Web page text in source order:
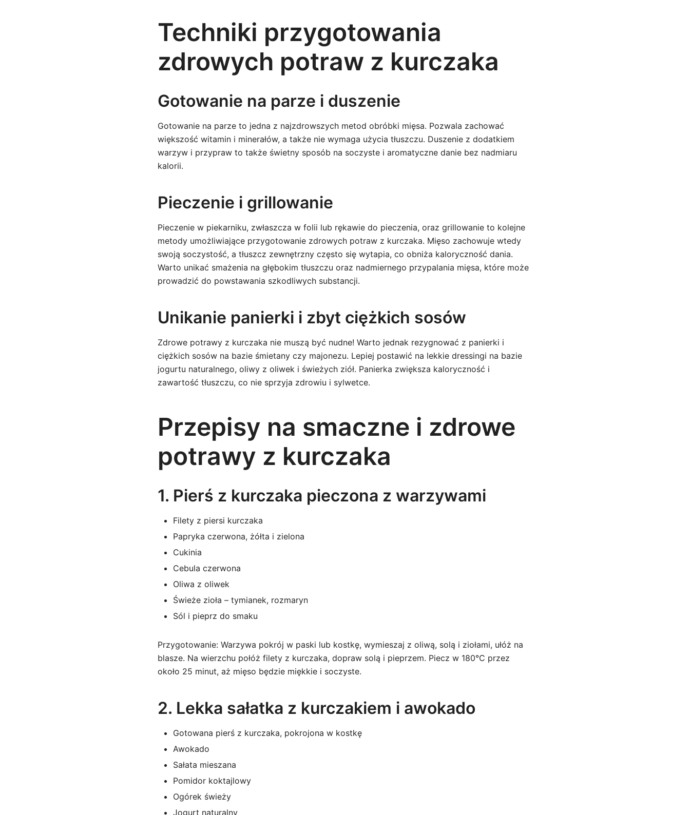
Techniki przygotowania
zdrowych potraw z kurczaka
Gotowanie na parze i duszenie
Gotowanie na parze to jedna z najzdrowszych metod obróbki mięsa. Pozwala zachować
większość witamin i minerałów, a także nie wymaga użycia tłuszczu. Duszenie z dodatkiem
warzyw i przypraw to także świetny sposób na soczyste i aromatyczne danie bez nadmiaru
kalorii.
Pieczenie i grillowanie
Pieczenie w piekarniku, zwłaszcza w folii lub rękawie do pieczenia, oraz grillowanie to kolejne
metody umożliwiające przygotowanie zdrowych potraw z kurczaka. Mięso zachowuje wtedy
swoją soczystość, a tłuszcz zewnętrzny często się wytapia, co obniża kaloryczność dania.
Warto unikać smażenia na głębokim tłuszczu oraz nadmiernego przypalania mięsa, które może
prowadzić do powstawania szkodliwych substancji.
Unikanie panierki i zbyt ciężkich sosów
Zdrowe potrawy z kurczaka nie muszą być nudne! Warto jednak rezygnować z panierki i
ciężkich sosów na bazie śmietany czy majonezu. Lepiej postawić na lekkie dressingi na bazie
jogurtu naturalnego, oliwy z oliwek i świeżych ziół. Panierka zwiększa kaloryczność i
zawartość tłuszczu, co nie sprzyja zdrowiu i sylwetce.
Przepisy na smaczne i zdrowe
potrawy z kurczaka
1. Pierś z kurczaka pieczona z warzywami
Filety z piersi kurczaka
Papryka czerwona, żółta i zielona
Cukinia
Cebula czerwona
Oliwa z oliwek
Świeże zioła – tymianek, rozmaryn
Sól i pieprz do smaku
Przygotowanie: Warzywa pokrój w paski lub kostkę, wymieszaj z oliwą, solą i ziołami, ułóż na
blasze. Na wierzchu połóż filety z kurczaka, dopraw solą i pieprzem. Piecz w 180°C przez
około 25 minut, aż mięso będzie miękkie i soczyste.
2. Lekka sałatka z kurczakiem i awokado
Gotowana pierś z kurczaka, pokrojona w kostkę
Awokado
Sałata mieszana
Pomidor koktajlowy
Ogórek świeży
Jogurt naturalny